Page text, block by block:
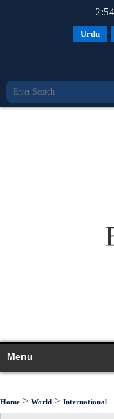
Urdu
Menu
Home > World > International